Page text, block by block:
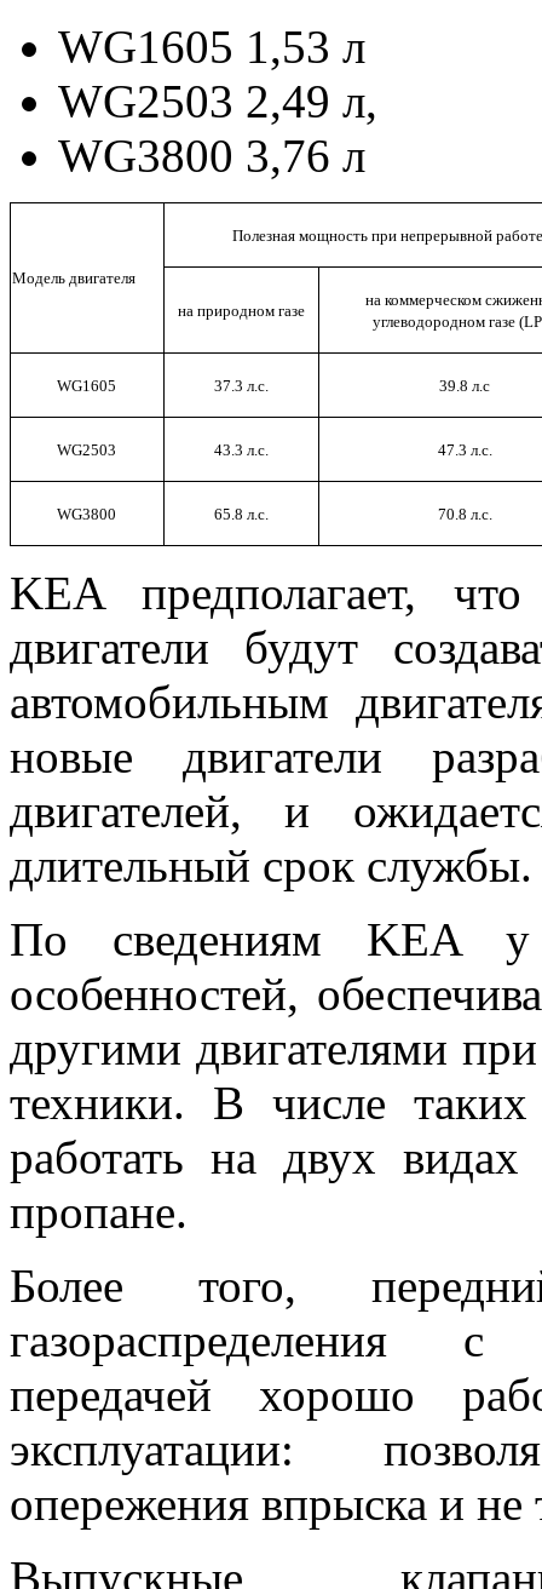
WG1605 1,53 л
WG2503 2,49 л,
WG3800 3,76 л
Модель двигателя
Полезная мощность при непрерывной работе
на природном газе
на коммерческом
углеводородном газе
WG1605 37.3 л .с. 39.8 л .с
WG2503 43.3 л .с. 47.3 л .с.
WG3800 65.8 л .с. 70.8 л .с.
KEA предполагает,
двигатели будут
автомобильным
новые двигатели
двигателей, и
длительный срок службы.
По сведениям KEA у
особенностей,
другими двигателями
техники. В числе
работать на двух
пропане.
Более того,
газораспределения с
передачей хорошо
эксплуатации:
опережения впрыска и
Выпускные